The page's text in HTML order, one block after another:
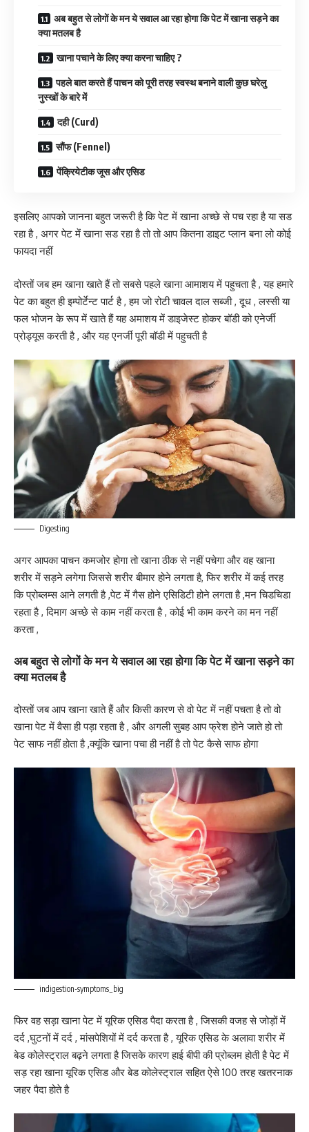
अब बहुत से लोगों के मन ये सवाल आ रहा होगा कि पेट में खाना सड़ने का
क्या मतलब है
खाना पचाने के लिए क्या करना चाहिए ?
पहले बात करते हैं पाचन को पूरी तरह स्वस्थ बनाने वाली कुछ घरेलु
नुस्खों के बारे में
दही (Curd)
सौंफ (Fennel)
पेंक्रियेटीक जूस और एसिड
इसलिए आपको जानना बहुत जरूरी है कि पेट में खाना अच्छे से पच रहा है या सड
रहा है , अगर पेट में खाना सड रहा है तो तो आप कितना डाइट प्लान बना लो कोई
फायदा नहीं
दोस्तों जब हम खाना खाते हैं तो सबसे पहले खाना आमाशय में पहुचता है , यह हमारे
पेट का बहुत ही इम्पोर्टेन्ट पार्ट है , हम जो रोटी चावल दाल सब्जी , दूध , लस्सी या
फल भोजन के रूप में खाते हैं यह अमाशय में डाइजेस्ट होकर बॉडी को एनेर्जी
प्रोड्यूस करती है , और यह एनर्जी पूरी बॉडी में पहुचती है
Digesting
अगर आपका पाचन कमजोर होगा तो खाना ठीक से नहीं पचेगा और वह खाना
शरीर में सड़ने लगेगा जिससे शरीर बीमार होने लगता है, फिर शरीर में कई तरह
कि प्रोब्लम्स आने लगती है ,पेट में गैस होने एसिडिटी होने लगता है ,मन चिडचिडा
रहता है , दिमाग अच्छे से काम नहीं करता है , कोई भी काम करने का मन नहीं
करता ,
अब बहुत से लोगों के मन ये सवाल आ रहा होगा कि पेट में खाना सड़ने का
क्या मतलब है
दोस्तों जब आप खाना खाते हैं और किसी कारण से वो पेट में नहीं पचता है तो वो
खाना पेट में वैसा ही पड़ा रहता है , और अगली सुबह आप फ्रेश होने जाते हो तो
पेट साफ नहीं होता है ,क्यूंकि खाना पचा ही नहीं है तो पेट कैसे साफ होगा
indigestion-symptoms_big
फिर वह सड़ा खाना पेट में यूरिक एसिड पैदा करता है , जिसकी वजह से जोड़ों में
दर्द ,घुटनों में दर्द , मांसपेशियों में दर्द करता है , यूरिक एसिड के अलावा शरीर में
बेड कोलेस्ट्राल बढ़ने लगता है जिसके कारण हाई बीपी की प्रोब्लम होती है पेट में
सड़ रहा खाना यूरिक एसिड और बेड कोलेस्ट्राल सहित ऐसे 100 तरह खतरनाक
जहर पैदा होते है